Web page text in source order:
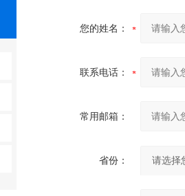
您的姓名：
联系电话：
常用邮箱：
省份：